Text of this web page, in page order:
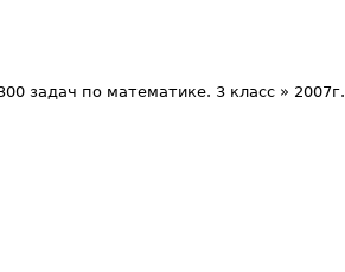
задач по математике. 3 класс » 2007г.